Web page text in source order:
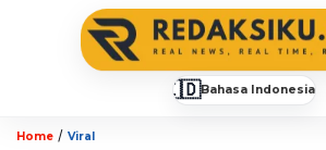
🇮🇩Bahasa Indonesia
Home / Viral